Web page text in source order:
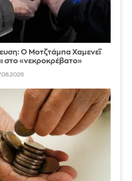
Ο Μοτζτάμπα Χαμενεΐ
στο «νεκροκρέβατο»